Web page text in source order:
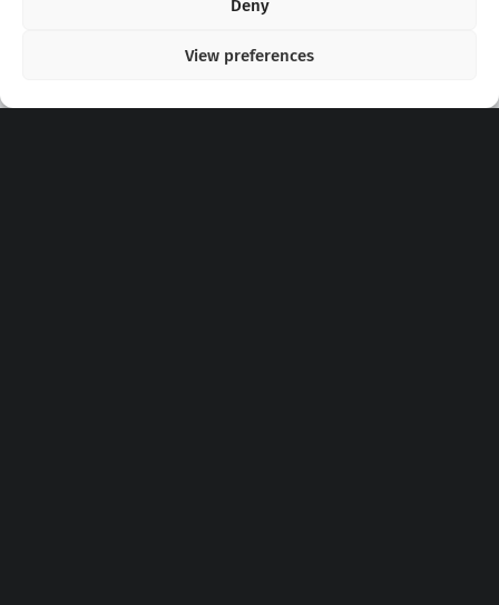
Deny
View preferences